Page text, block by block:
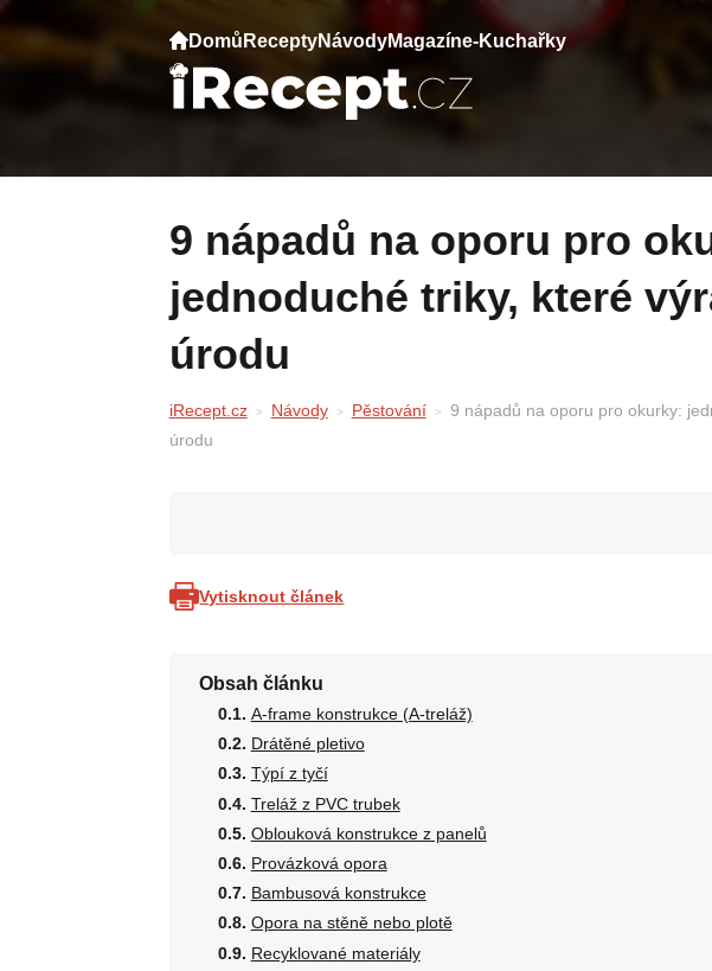
Domů ReceptyNávodyMagazíne-Kuchařky
9 nápadů na oporu pro okurky:
jednoduché triky, které
úrodu
iRecept.cz Návody Pěstování
9 nápadů na oporu pro okurky:
úrodu
Vytisknout článek
Obsah článku
A-frame konstrukce (A-treláž)
Drátěné pletivo
Týpí z tyčí
Treláž z PVC trubek
Oblouková konstrukce z panelů
Provázková opora
Bambusová konstrukce
Opora na stěně nebo plotě
Recyklované materiály